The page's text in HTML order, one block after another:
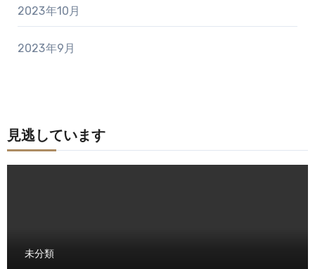
2023年10月
2023年9月
見逃しています
未分類